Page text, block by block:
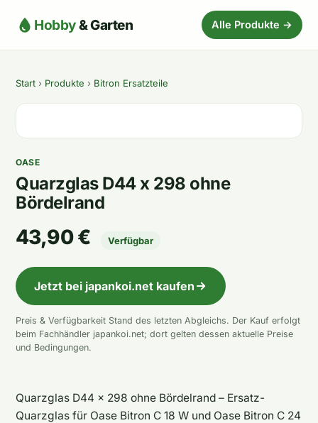
Hobby& Garten Alle Produkte →
Start › Produkte › Bitron Ersatzteile
OASE
Quarzglas D44 x 298 ohne
Bördelrand
43,90 € Verfügbar
Jetzt bei japankoi.net kaufen
Preis & Verfügbarkeit Stand des letzten Abgleichs. Der Kauf erfolgt
beim Fachhändler japankoi.net; dort gelten dessen aktuelle Preise
und Bedingungen.
Quarzglas D44 x 298 ohne Bördelrand – Ersatz-
Quarzglas für Oase Bitron C 18 W und Oase Bitron C 24